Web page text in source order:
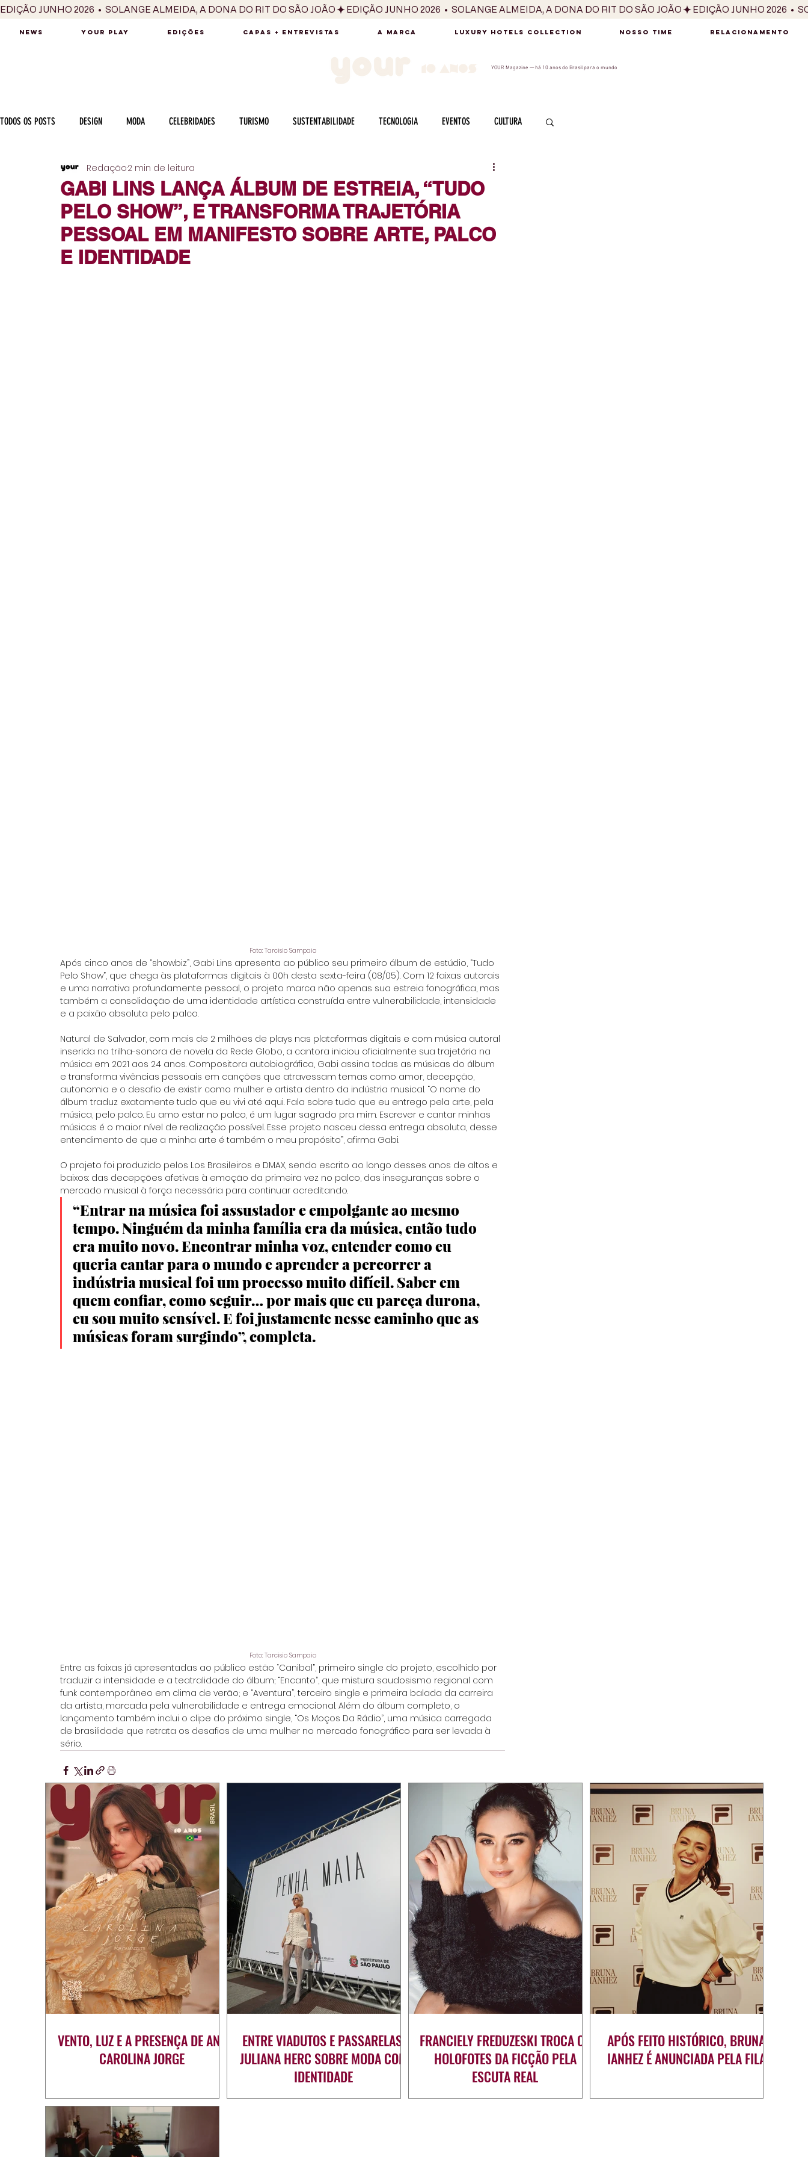
EDIÇÃO JUNHO 2026  •  SOLANGE ALMEIDA, A DONA DO RIT DO SÃO JOÃO
NEWS YOUR PLAY EDIÇÕES CAPAS + ENTREVISTAS A MARCA LUXURY HOTELS COLLECTION NOSSO TIME RELACIONAMENTO
YOUR Magazine — há 10 anos do Brasil para o mundo
TODOS OS POSTS DESIGN MODA CELEBRIDADES TURISMO SUSTENTABILIDADE TECNOLOGIA EVENTOS CULTURA
MÚSICA SÉRIES / TV INTERNACIONAL
CULINÁRIA PESSOAS CARREIRA VINHOS SABOR SEXUALIDADE MULHER HOMEM
GABI LINS LANÇA ÁLBUM DE ESTREIA, “TUDO
PELO SHOW”, E TRANSFORMA TRAJETÓRIA
PESSOAL EM MANIFESTO SOBRE ARTE, PALCO
E IDENTIDADE
Redação2 min de leitura
Foto: Tarcisio Sampaio
Após cinco anos de “showbiz”, Gabi Lins apresenta ao público seu primeiro álbum de estúdio, “Tudo
Pelo Show”, que chega às plataformas digitais à 00h desta sexta-feira (08/05). Com 12 faixas autorais
e uma narrativa profundamente pessoal, o projeto marca não apenas sua estreia fonográfica, mas
também a consolidação de uma identidade artística construída entre vulnerabilidade, intensidade
e a paixão absoluta pelo palco.
Natural de Salvador, com mais de 2 milhões de plays nas plataformas digitais e com música autoral
inserida na trilha-sonora de novela da Rede Globo, a cantora iniciou oficialmente sua trajetória na
música em 2021 aos 24 anos. Compositora autobiográfica, Gabi assina todas as músicas do álbum
e transforma vivências pessoais em canções que atravessam temas como amor, decepção,
autonomia e o desafio de existir como mulher e artista dentro da indústria musical. “O nome do
álbum traduz exatamente tudo que eu vivi até aqui. Fala sobre tudo que eu entrego pela arte, pela
música, pelo palco. Eu amo estar no palco, é um lugar sagrado pra mim. Escrever e cantar minhas
músicas é o maior nível de realização possível. Esse projeto nasceu dessa entrega absoluta, desse
entendimento de que a minha arte é também o meu propósito”, afirma Gabi.
O projeto foi produzido pelos Los Brasileiros e DMAX, sendo escrito ao longo desses anos de altos e
baixos: das decepções afetivas à emoção da primeira vez no palco, das inseguranças sobre o
mercado musical à força necessária para continuar acreditando.
“Entrar na música foi assustador e empolgante ao mesmo
tempo. Ninguém da minha família era da música, então tudo
era muito novo. Encontrar minha voz, entender como eu
queria cantar para o mundo e aprender a percorrer a
indústria musical foi um processo muito difícil. Saber em
quem confiar, como seguir… por mais que eu pareça durona,
eu sou muito sensível. E foi justamente nesse caminho que as
músicas foram surgindo”, completa.
Foto: Tarcisio Sampaio
Entre as faixas já apresentadas ao público estão “Canibal”, primeiro single do projeto, escolhido por
traduzir a intensidade e a teatralidade do álbum; “Encanto”, que mistura saudosismo regional com
funk contemporâneo em clima de verão; e “Aventura”, terceiro single e primeira balada da carreira
da artista, marcada pela vulnerabilidade e entrega emocional. Além do álbum completo, o
lançamento também inclui o clipe do próximo single, “Os Moços Da Rádio”, uma música carregada
de brasilidade que retrata os desafios de uma mulher no mercado fonográfico para ser levada à
sério.
VENTO, LUZ E A PRESENÇA DE ANA
CAROLINA JORGE
ENTRE VIADUTOS E PASSARELAS:
JULIANA HERC SOBRE MODA COM
IDENTIDADE
FRANCIELY FREDUZESKI TROCA OS
HOLOFOTES DA FICÇÃO PELA
ESCUTA REAL
APÓS FEITO HISTÓRICO, BRUNA
IANHEZ É ANUNCIADA PELA FILA